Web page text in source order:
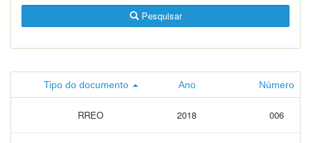
Pesquisar
Tipo do documento Ano Número
RREO 2018 006